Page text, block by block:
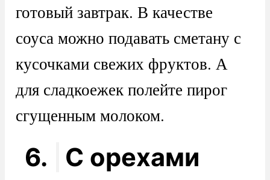
готовый завтрак. В качестве
соуса можно подавать сметану с
кусочками свежих фруктов. А
для сладкоежек полейте пирог
сгущенным молоком.
6. С орехами